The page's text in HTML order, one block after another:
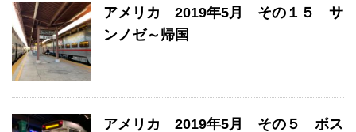
アメリカ 2019年5月 その１５ サ
ンノゼ～帰国
アメリカ 2019年5月 その５ ボス